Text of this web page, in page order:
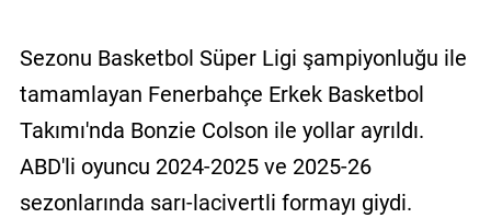
Politikası
Sezonu Basketbol Süper Ligi şampiyonluğu ile
tamamlayan Fenerbahçe Erkek Basketbol
Takımı'nda Bonzie Colson ile yollar ayrıldı.
ABD'li oyuncu 2024-2025 ve 2025-26
sezonlarında sarı-lacivertli formayı giydi.